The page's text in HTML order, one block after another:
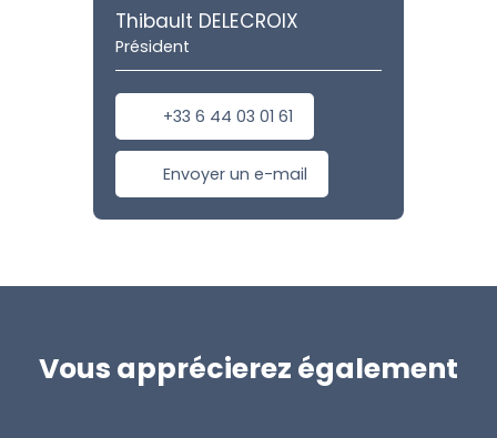
Thibault DELECROIX
Président
+33 6 44 03 01 61
Envoyer un e-mail
Vous apprécierez également